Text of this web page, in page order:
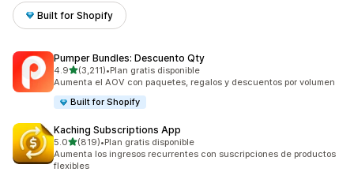
Built for Shopify
Pumper Bundles: Descuento Qty
4.9de 5 estrellas
(3,211)
3211 reseñas en total
•Plan gratis disponible
Aumenta el AOV con paquetes, regalos y descuentos por volumen
Built for Shopify
Kaching Subscriptions App
5.0de 5 estrellas
(819)
819 reseñas en total
•Plan gratis disponible
Aumenta los ingresos recurrentes con suscripciones de productos
flexibles